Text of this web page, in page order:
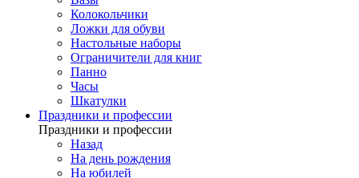
Колокольчики
Ложки для обуви
Настольные наборы
Ограничители для книг
Панно
Часы
Шкатулки
Праздники и профессии
Праздники и профессии
Назад
На день рождения
На юбилей